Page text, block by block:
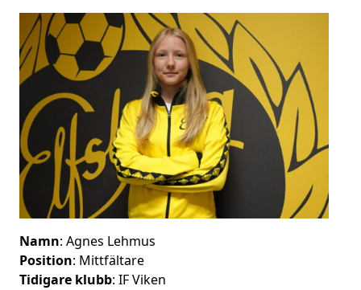
Namn: Agnes Lehmus
Position: Mittfältare
Tidigare klubb: IF Viken